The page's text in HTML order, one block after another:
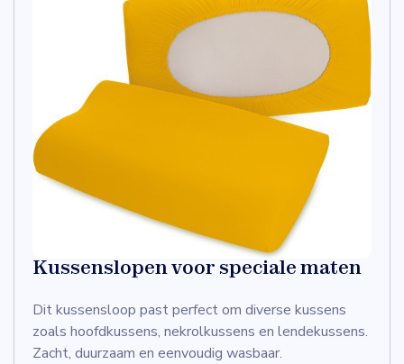
Kussenslopen voor speciale maten
Dit kussensloop past perfect om diverse kussens
zoals hoofdkussens, nekrolkussens en lendekussens.
Zacht, duurzaam en eenvoudig wasbaar.